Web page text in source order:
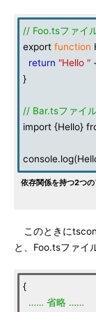
// Foo.tsファイ
export function
return "Hello "
}
// Bar.tsファイ
import {Hello}
依存関係を持つ2つ
このときに
と、Foo.tsファイ
{
…… 省略 ……